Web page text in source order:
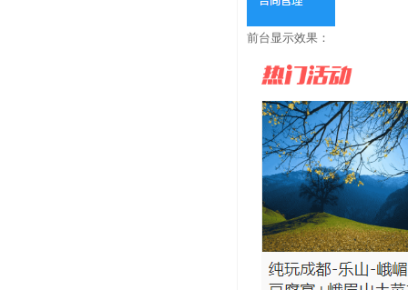
前台显示效果：